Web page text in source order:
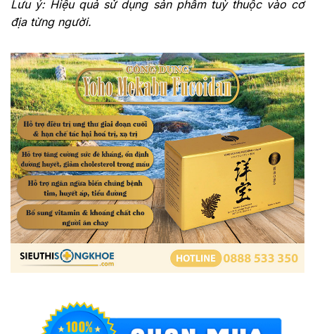
Lưu ý: Hiệu quả sử dụng sản phẩm tuỳ thuộc vào cơ
địa từng người.